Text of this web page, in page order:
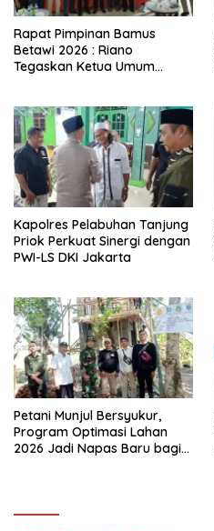
Rapat Pimpinan Bamus
Betawi 2026 : Riano
Tegaskan Ketua Umum
Kapolres Pelabuhan Tanjung
Priok Perkuat Sinergi dengan
PWI-LS DKI Jakarta
Petani Munjul Bersyukur,
Program Optimasi Lahan
2026 Jadi Napas Baru bagi